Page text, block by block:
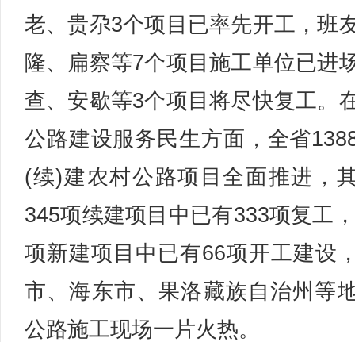
老、贵尕3个项目已率先开工，班
隆、扁察等7个项目施工单位已进
查、安歇等3个项目将尽快复工。
公路建设服务民生方面，全省
(续)建农村公路项目全面推进，
345项续建项目中已有333项复工
项新建项目中已有66项开工建设
市、海东市、果洛藏族自治州等
公路施工现场一片火热。